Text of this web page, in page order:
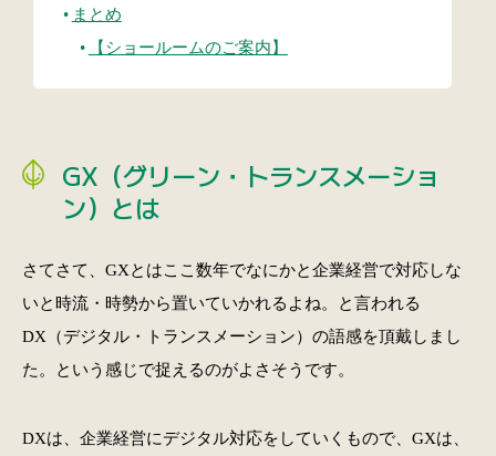
まとめ
【ショールームのご案内】
GX（グリーン・トランスメーショ
ン）とは
さてさて、GXとはここ数年でなにかと企業経営で対応しな
いと時流・時勢から置いていかれるよね。と言われる
DX（デジタル・トランスメーション）の語感を頂戴しまし
た。という感じで捉えるのがよさそうです。
DXは、企業経営にデジタル対応をしていくもので、GXは、